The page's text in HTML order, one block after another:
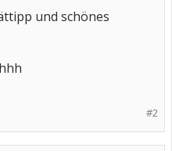
und schönes
#2